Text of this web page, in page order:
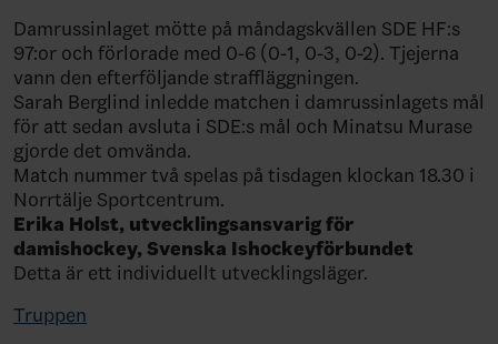
Damrussinlaget mötte på måndagskvällen SDE HF:s
97:or och förlorade med 0-6 (0-1, 0-3, 0-2). Tjejerna
vann den efterföljande straffläggningen.
Sarah Berglind inledde matchen i damrussinlagets mål
för att sedan avsluta i SDE:s mål och Minatsu Murase
gjorde det omvända.
Match nummer två spelas på tisdagen klockan 18.30 i
Norrtälje Sportcentrum.
Erika Holst, utvecklingsansvarig för
damishockey, Svenska Ishockeyförbundet
Detta är ett individuellt utvecklingsläger.
Truppen